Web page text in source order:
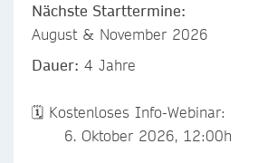
Nächste Starttermine:
August & November 2026
Dauer: 4 Jahre
🗓️ Kostenloses Info-Webinar:
6. Oktober 2026, 12:00h